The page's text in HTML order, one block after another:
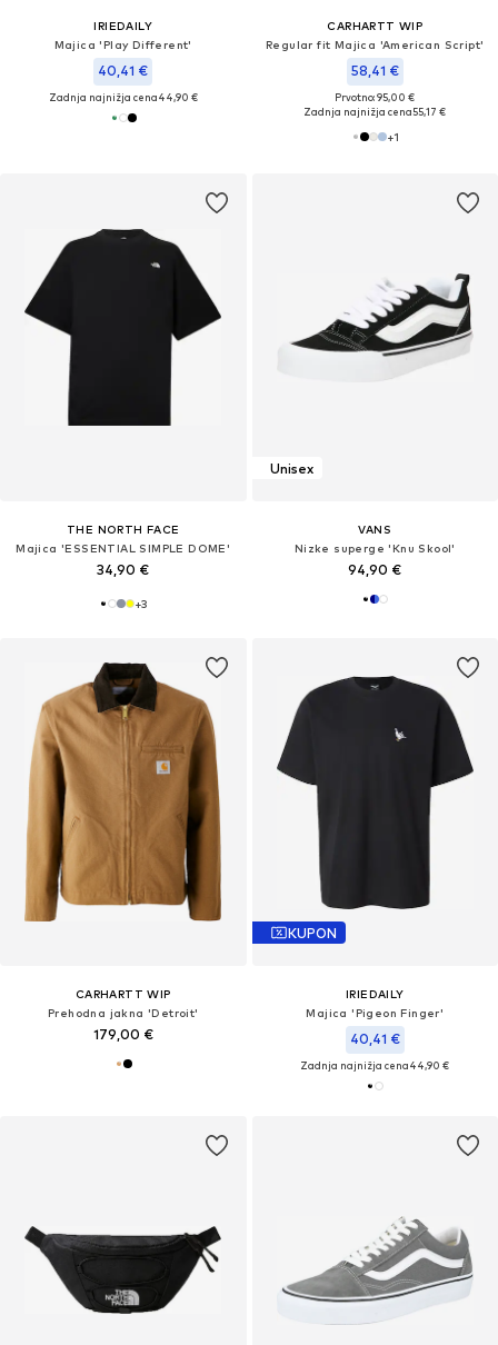
IRIEDAILY
Majica 'Play Different'
40,41 €
Zadnja najnižja cena44,90 €
CARHARTT WIP
Regular fit Majica 'American Script'
58,41 €
Prvotno: 95,00 €
Zadnja najnižja cena55,17 €
+1
THE NORTH FACE
Majica 'ESSENTIAL SIMPLE DOME'
34,90 €
+3
Unisex
VANS
Nizke superge 'Knu Skool'
94,90 €
CARHARTT WIP
Prehodna jakna 'Detroit'
179,00 €
KUPON
IRIEDAILY
Majica 'Pigeon Finger'
40,41 €
Zadnja najnižja cena44,90 €